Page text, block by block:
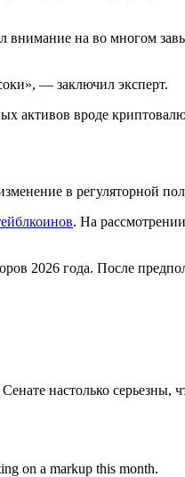
внимание на во многом
— заключил эксперт.
активов вроде
в регуляторной
. На
2026 года. После
настолько серьезны,
on a markup this month.